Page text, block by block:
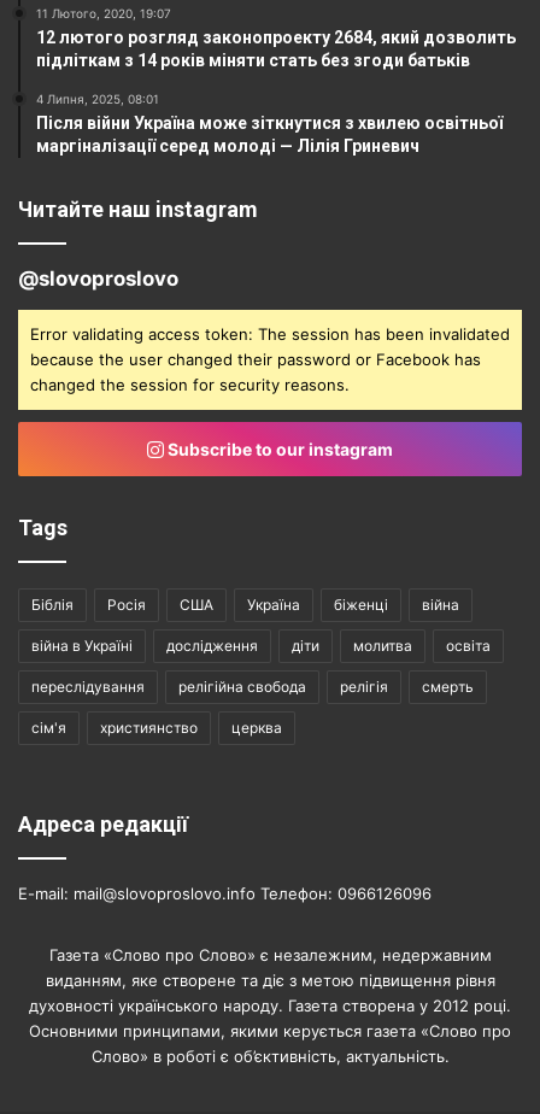
11 Лютого, 2020, 19:07
12 лютого розгляд законопроекту 2684, який дозволить
підліткам з 14 років міняти стать без згоди батьків
4 Липня, 2025, 08:01
Після війни Україна може зіткнутися з хвилею освітньої
маргіналізації серед молоді — Лілія Гриневич
Читайте наш instagram
@slovoproslovo
Error validating access token: The session has been invalidated
because the user changed their password or Facebook has
changed the session for security reasons.
Subscribe to our instagram
Tags
Біблія Росія США Україна біженці війна
війна в Україні дослідження діти молитва освіта
переслідування релігійна свобода релігія смерть
сім'я християнство церква
Адреса редакції
E-mail: mail@slovoproslovo.info Телефон: 0966126096
Газета «Слово про Слово» є незалежним, недержавним
виданням, яке створене та діє з метою підвищення рівня
духовності українського народу. Газета створена у 2012 році.
Основними принципами, якими керується газета «Слово про
Слово» в роботі є об’єктивність, актуальність.